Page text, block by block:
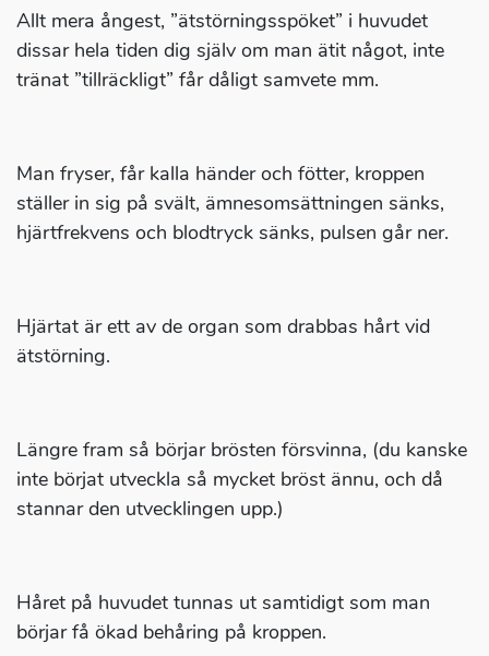
Allt mera ångest, ”ätstörningsspöket” i huvudet
dissar hela tiden dig själv om man ätit något, inte
tränat ”tillräckligt” får dåligt samvete mm.
Man fryser, får kalla händer och fötter, kroppen
ställer in sig på svält, ämnesomsättningen sänks,
hjärtfrekvens och blodtryck sänks, pulsen går ner.
Hjärtat är ett av de organ som drabbas hårt vid
ätstörning.
Längre fram så börjar brösten försvinna, (du kanske
inte börjat utveckla så mycket bröst ännu, och då
stannar den utvecklingen upp.)
Håret på huvudet tunnas ut samtidigt som man
börjar få ökad behåring på kroppen.